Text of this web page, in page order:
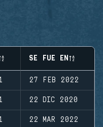
SE FUE EN
27 FEB 2022
22 DIC 2020
22 MAR 2022